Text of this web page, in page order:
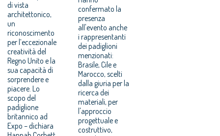
di vista
architettonico,
un
riconoscimento
per l’eccezionale
creatività del
Regno Unito e la
sua capacità di
sorprendere e
piacere. Lo
scopo del
padiglione
britannico ad
Expo – dichiara
confermato la
presenza
all'evento anche
i rappresentanti
dei padiglioni
menzionati:
Brasile, Cile e
Marocco, scelti
dalla giuria per la
ricerca dei
materiali, per
l'approccio
progettuale e
costruttivo,